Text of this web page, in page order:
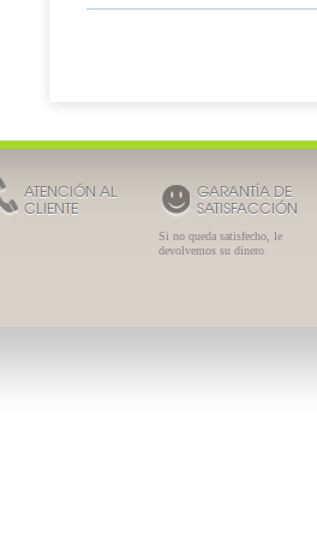
ATENCIÓN AL
CLIENTE
GARANTÍA DE
SATISFACCIÓN
Si no queda satisfecho, le
devolvemos su dinero